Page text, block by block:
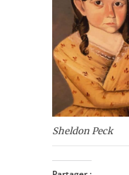
Sheldon Peck